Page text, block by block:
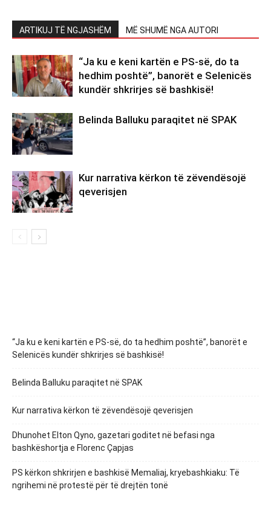
ARTIKUJ TË NGJASHËM MË SHUMË NGA AUTORI
“Ja ku e keni kartën e PS-së, do ta
hedhim poshtë”, banorët e Selenicës
kundër shkrirjes së bashkisë!
Belinda Balluku paraqitet në SPAK
Kur narrativa kërkon të zëvendësojë
qeverisjen
“Ja ku e keni kartën e PS-së, do ta hedhim poshtë”, banorët e
Selenicës kundër shkrirjes së bashkisë!
Belinda Balluku paraqitet në SPAK
Kur narrativa kërkon të zëvendësojë qeverisjen
Dhunohet Elton Qyno, gazetari goditet në befasi nga
bashkëshortja e Florenc Çapjas
PS kërkon shkrirjen e bashkisë Memaliaj, kryebashkiaku: Të
ngrihemi në protestë për të drejtën tonë